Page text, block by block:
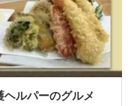
ルパーのグルメ